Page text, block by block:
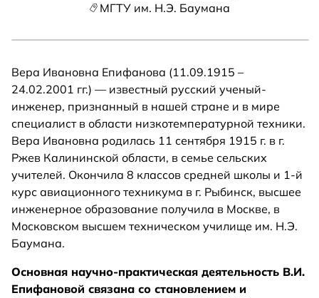
МГТУ им. Н.Э. Баумана
Вера Ивановна Епифанова (11.09.1915 –
24.02.2001 гг.) — известный русский ученый-
инженер, признанный в нашей стране и в мире
специалист в области низкотемпературной техники.
Вера Ивановна родилась 11 сентября 1915 г. в г.
Ржев Калининской области, в семье сельских
учителей. Окончила 8 классов средней школы и 1-й
курс авиационного техникума в г. Рыбинск, высшее
инженерное образование получила в Москве, в
Московском высшем техническом училище им. Н.Э.
Баумана.
Основная научно-практическая деятельность В.И.
Епифановой связана со становлением и